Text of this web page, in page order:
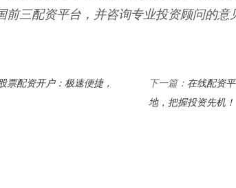
前三配资平台，并咨询专业投资顾问的意
票配资开户：极速便捷，
下一篇： 在线配资
地，把握投资先机！